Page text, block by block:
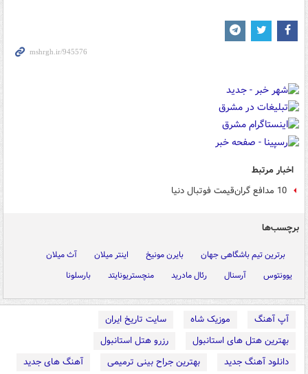
اخبار مرتبط
10 مدافع گران‌قیمت فوتبال دنیا
برچسب‌ها
برترین تیم باشگاهی جهان بایرن مونیخ اینتر میلان
آث میلان
یوونتوس
آرسنال رئال مادرید منچستریونایتد بارسلونا
آپ آهنگ موزیک شاه
سایت تاریخ ایران
بهترین هتل های استانبول
رزرو هتل استانبول
دانلود آهنگ جدید
بهترین جراح بینی ترمیمی
آهنگ های جدید